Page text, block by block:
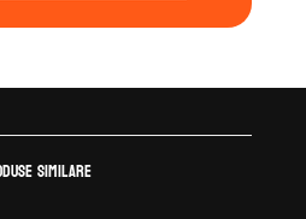
similare